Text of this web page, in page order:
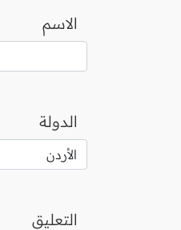
الاسم
الدولة
التعليق